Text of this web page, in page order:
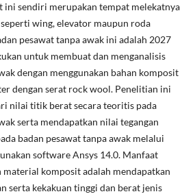
ini sendiri merupakan tempat melekatnya
wing, elevator maupun roda
pesawat tanpa awak ini adalah 2027
untuk membuat dan menganalisis
dengan menggunakan bahan komposit
dengan serat rock wool. Penelitian ini
nilai titik berat secara teoritis pada
serta mendapatkan nilai tegangan
badan pesawat tanpa awak melalui
software Ansys 14.0. Manfaat
material komposit adalah mendapatkan
serta kekakuan tinggi dan berat jenis